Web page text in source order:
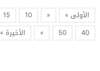
الأولى » «
10
15
40
50
» الأخيرة »